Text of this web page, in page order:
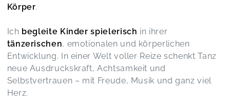
Gruppe. Die einzelnen Schritte wurden immer
vorgemacht und gut erklärt, man kam immer mit.
Elli hat eine sehr beruhigende Art zu erklären.
Toll.
Elena,Mar 16
Körper.
Ich begleite Kinder spielerisch in ihrer
tänzerischen, emotionalen und körperlichen
Entwicklung. In einer Welt voller Reize schenkt Tanz
neue Ausdruckskraft, Achtsamkeit und
Selbstvertrauen – mit Freude, Musik und ganz viel
Herz.